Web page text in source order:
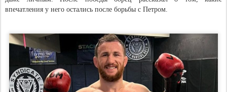
впечатления у него остались после борьбы с Петром.